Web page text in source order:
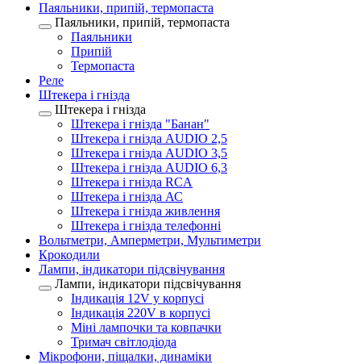
Паяльники, припій, термопаста
Паяльники, припій, термопаста
Паяльники
Припій
Термопаста
Реле
Штекера і гнізда
Штекера і гнізда
Штекера і гнізда "Банан"
Штекера і гнізда AUDIO 2,5
Штекера і гнізда AUDIO 3,5
Штекера і гнізда AUDIO 6,3
Штекера і гнізда RCA
Штекера і гнізда АС
Штекера і гнізда живлення
Штекера і гнізда телефонні
Вольтметри, Амперметри, Мультиметри
Крокодили
Лампи, індикатори підсвічування
Лампи, індикатори підсвічування
Індикація 12V у корпусі
Індикація 220V в корпусі
Міні лампочки та ковпачки
Тримач світлодіода
Мікрофони, піщалки, динаміки